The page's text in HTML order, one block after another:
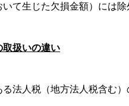
て生じた欠損金額）には
扱いの違い
法人税（地方法人税含む